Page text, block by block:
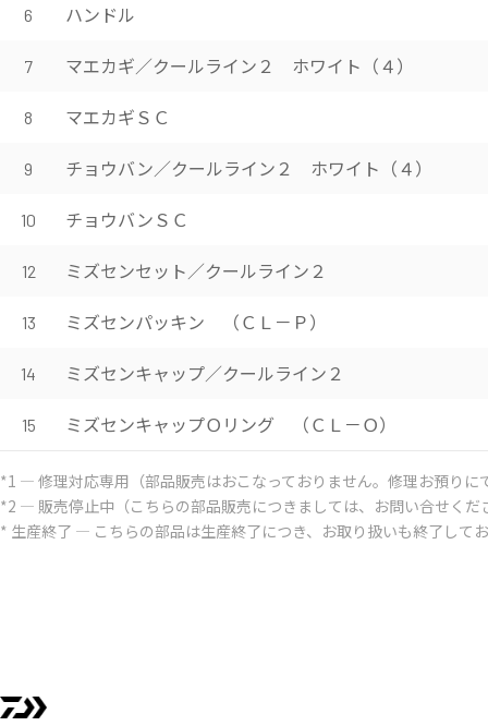
6 ハンドル
7 マエカギ／クールライン２ ホワイト（４）
8 マエカギＳＣ
9 チョウバン／クールライン２ ホワイト（４）
10 チョウバンＳＣ
12 ミズセンセット／クールライン２
13 ミズセンパッキン （ＣＬ－Ｐ）
14 ミズセンキャップ／クールライン２
15 ミズセンキャップＯリング （ＣＬ－Ｏ）
*1 ― 修理対応専用（部品販売はおこなっておりません。修理お預りに
*2 ― 販売停止中（こちらの部品販売につきましては、お問い合せくだ
* 生産終了 ― こちらの部品は生産終了につき、お取り扱いも終了して